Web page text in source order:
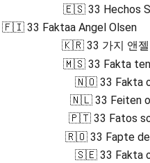
🇪🇸 33 Hechos
🇫🇮 33 Faktaa Angel Olsen
🇰🇷 33 가지 앤젤
🇲🇸 33 Fakta
🇳🇴 33 Fakta
🇳🇱 33 Feiten
🇵🇹 33 Fatos
🇷🇴 33 Fapte
🇸🇪 33 Fakta